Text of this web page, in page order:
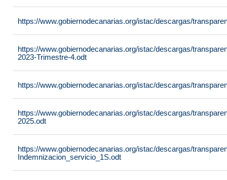
https://www.gobiernodecanarias.org/istac/descargas/
https://www.gobiernodecanarias.org/istac/descargas/
2023-Trimestre-4.odt
https://www.gobiernodecanarias.org/istac/descargas/
https://www.gobiernodecanarias.org/istac/descargas/
2025.odt
https://www.gobiernodecanarias.org/istac/descargas/
Indemnizacion_servicio_1S.odt